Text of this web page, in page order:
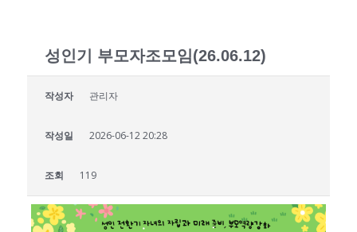
성인기 부모자조모임(26.06.12)
작성자 관리자
작성일 2026-06-12 20:28
조회 119